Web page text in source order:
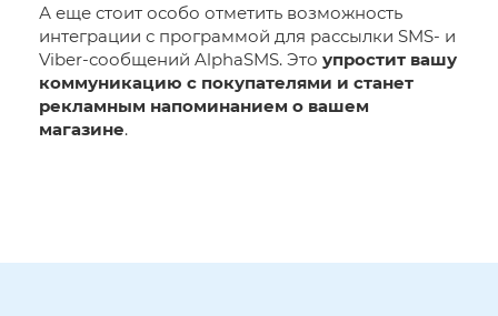
А еще стоит особо отметить возможность
интеграции с программой для рассылки SMS- и
Viber-сообщений AlphaSMS. Это упростит вашу
коммуникацию с покупателями и станет
рекламным напоминанием о вашем
магазине.